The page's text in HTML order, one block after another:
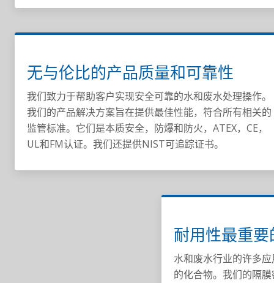
无与伦比的产品质量和可靠性
我们致力于帮助客户实现安全可靠的水和废水处理操作。
我们的产品解决方案旨在提供最佳性能，符合所有相关的
监管标准。它们是本质安全，防爆和防火，ATEX，CE，
UL和FM认证。我们还提供NIST可追踪证书。
耐用性最重
水和废水行业的许多
的化合物。我们的隔